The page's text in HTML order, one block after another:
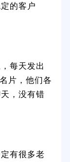
的客户
每天发出
片，他们各
，没有错
有很多老